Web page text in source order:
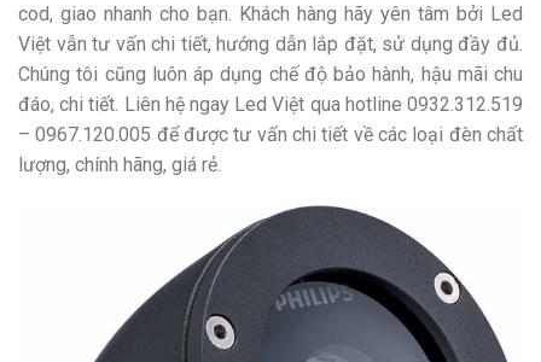
cod, giao nhanh cho bạn. Khách hàng hãy yên tâm bởi Led
Việt vẫn tư vấn chi tiết, hướng dẫn lắp đặt, sử dụng đầy đủ.
Chúng tôi cũng luôn áp dụng chế độ bảo hành, hậu mãi chu
đáo, chi tiết. Liên hệ ngay Led Việt qua hotline 0932.312.519
– 0967.120.005 để được tư vấn chi tiết về các loại đèn chất
lượng, chính hãng, giá rẻ.